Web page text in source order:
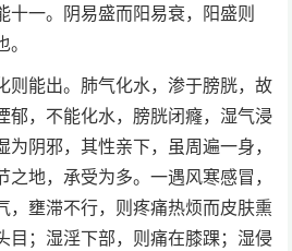
十一。阴易盛而阳易衰，阳盛则
则能出。肺气化水，渗于膀胱，故
郁，不能化水，膀胱闭癃，湿气浸
阴邪，其性亲下，虽周遍一身，
地，承受为多。一遇风寒感冒，
，壅滞不行，则疼痛热烦而皮肤熏
目；湿淫下部，则痛在膝踝；湿侵